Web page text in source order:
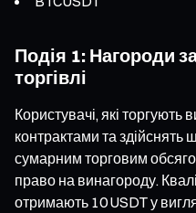
Подія 1: Нагороди
торгівлі
Користувачі, які
контрактами та
сумарним торговим
право на винагороду.
отримають 10 USDT у